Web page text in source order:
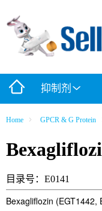
抑制剂
Home GPCR & G Protein
目录号：E0141
Bexagliflozin